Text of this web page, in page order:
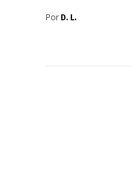
Por D. L.